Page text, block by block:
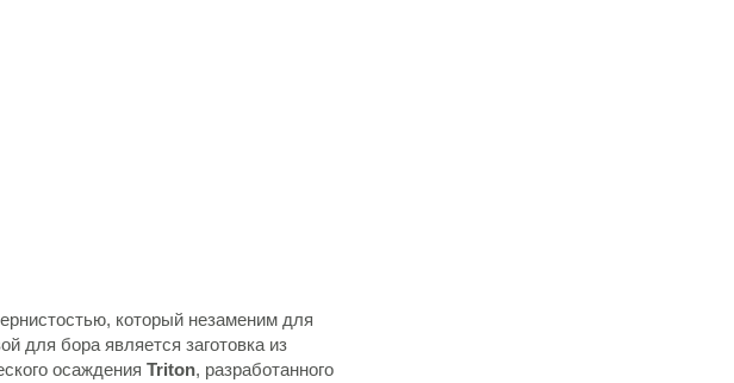
который незаменим для
для бора является заготовка из
осаждения Triton, разработанного